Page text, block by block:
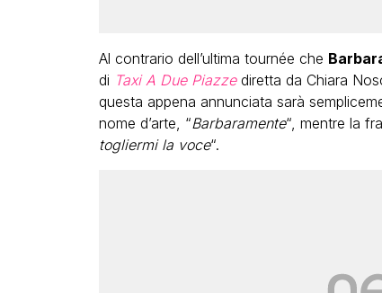
Al contrario dell’ultima tournée che
di Taxi A Due Piazzediretta da Chiara
questa appena annunciata sarà
nome d’arte, “Barbaramente“, mentre la
togliermi la voce“.